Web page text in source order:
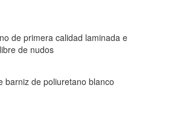
de primera calidad laminada e
de nudos
barniz de poliuretano blanco